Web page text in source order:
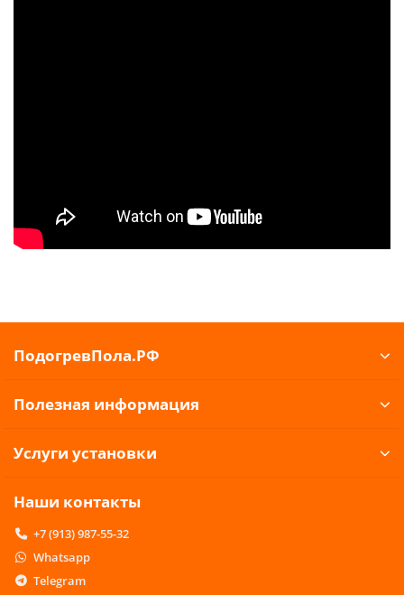
ПодогревПола.РФ
Полезная информация
Услуги установки
Наши контакты
+7 (913) 987-55-32
Whatsapp
Telegram